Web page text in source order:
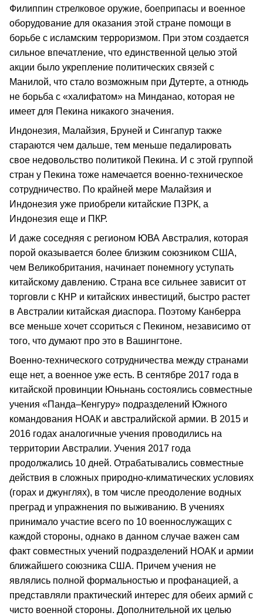
Филиппин стрелковое оружие, боеприпасы и военное
оборудование для оказания этой стране помощи в
борьбе с исламским терроризмом. При этом создается
сильное впечатление, что единственной целью этой
акции было укрепление политических связей с
Манилой, что стало возможным при Дутерте, а отнюдь
не борьба с «халифатом» на Минданао, которая не
имеет для Пекина никакого значения.
Индонезия, Малайзия, Бруней и Сингапур также
стараются чем дальше, тем меньше педалировать
свое недовольство политикой Пекина. И с этой группой
стран у Пекина тоже намечается военно-техническое
сотрудничество. По крайней мере Малайзия и
Индонезия уже приобрели китайские ПЗРК, а
Индонезия еще и ПКР.
И даже соседняя с регионом ЮВА Австралия, которая
порой оказывается более близким союзником США,
чем Великобритания, начинает понемногу уступать
китайскому давлению. Страна все сильнее зависит от
торговли с КНР и китайских инвестиций, быстро растет
в Австралии китайская диаспора. Поэтому Канберра
все меньше хочет ссориться с Пекином, независимо от
того, что думают про это в Вашингтоне.
Военно-технического сотрудничества между странами
еще нет, а военное уже есть. В сентябре 2017 года в
китайской провинции Юньнань состоялись совместные
учения «Панда–Кенгуру» подразделений Южного
командования НОАК и австралийской армии. В 2015 и
2016 годах аналогичные учения проводились на
территории Австралии. Учения 2017 года
продолжались 10 дней. Отрабатывались совместные
действия в сложных природно-климатических условиях
(горах и джунглях), в том числе преодоление водных
преград и упражнения по выживанию. В учениях
принимало участие всего по 10 военнослужащих с
каждой стороны, однако в данном случае важен сам
факт совместных учений подразделений НОАК и армии
ближайшего союзника США. Причем учения не
являлись полной формальностью и профанацией, а
представляли практический интерес для обеих армий с
чисто военной стороны. Дополнительной их целью